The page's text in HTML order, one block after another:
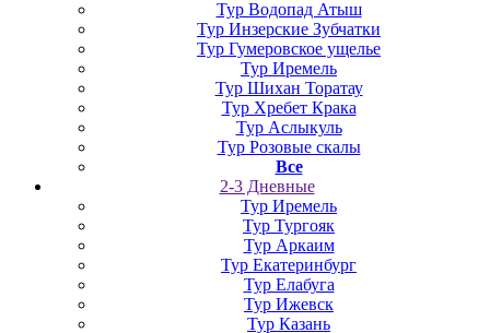
Тур Водопад Атыш
Тур Инзерские Зубчатки
Тур Гумеровское ущелье
Тур Иремель
Тур Шихан Торатау
Тур Хребет Крака
Тур Аслыкуль
Тур Розовые скалы
Все
2-3 Дневные
Тур Иремель
Тур Тургояк
Тур Аркаим
Тур Екатеринбург
Тур Елабуга
Тур Ижевск
Тур Казань